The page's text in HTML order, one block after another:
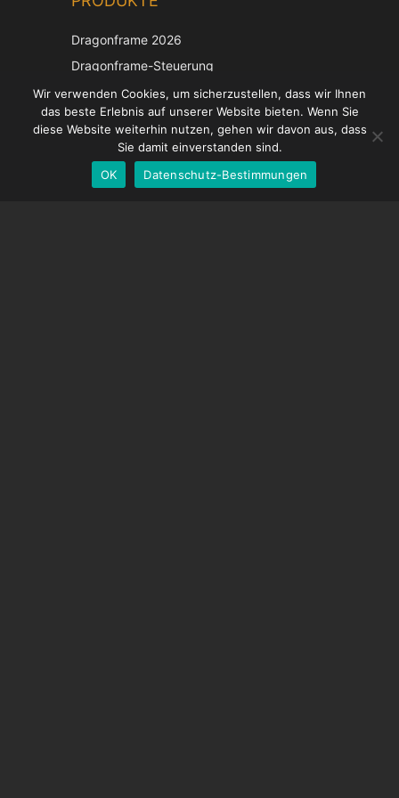
Dragonframe 2026
Dragonframe-Steuerung
DDMX-512
DMC-32
EOS LV-Korrekturkappe
Wir verwenden Cookies, um sicherzustellen, dass wir Ihnen
das beste Erlebnis auf unserer Website bieten. Wenn Sie
diese Website weiterhin nutzen, gehen wir davon aus, dass
Sie damit einverstanden sind.
OK
Datenschutz-Bestimmungen
German
English
Spanish
French